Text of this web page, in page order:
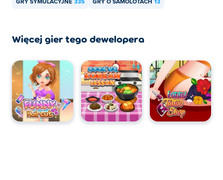
GRY SYMULACYJNE 335 GRY O SAMOLOTACH 13
Więcej gier tego dewelopera